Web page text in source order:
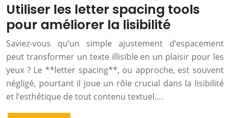
Utiliser les letter spacing tools
pour améliorer la lisibilité
Saviez-vous qu’un simple ajustement d’espacement
peut transformer un texte illisible en un plaisir pour les
yeux ? Le **letter spacing**, ou approche, est souvent
négligé, pourtant il joue un rôle crucial dans la lisibilité
et l’esthétique de tout contenu textuel….